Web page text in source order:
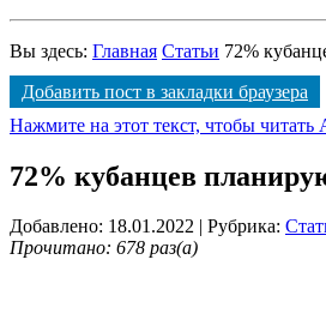
Вы здесь: Главная Статьи 72%
Добавить пост в закладки браузера
Нажмите на этот текст, чтобы
72% кубанцев
Добавлено: 18.01.2022 | Рубрика:
Прочитано: 678 раз(а)